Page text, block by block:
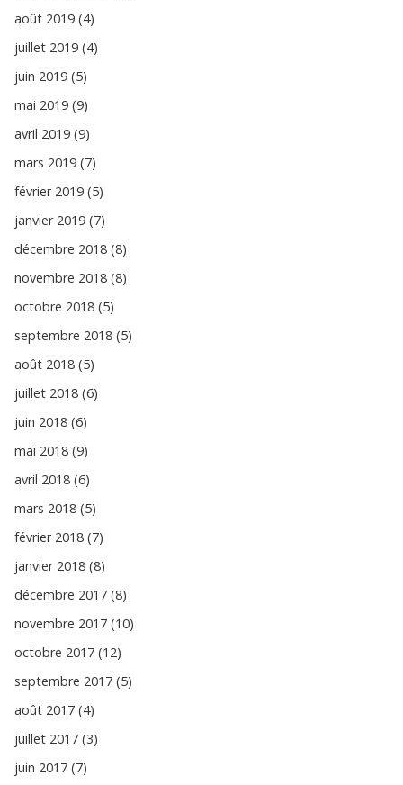
août 2019 (4)
juillet 2019 (4)
juin 2019 (5)
mai 2019 (9)
avril 2019 (9)
mars 2019 (7)
février 2019 (5)
janvier 2019 (7)
décembre 2018 (8)
novembre 2018 (8)
octobre 2018 (5)
septembre 2018 (5)
août 2018 (5)
juillet 2018 (6)
juin 2018 (6)
mai 2018 (9)
avril 2018 (6)
mars 2018 (5)
février 2018 (7)
janvier 2018 (8)
décembre 2017 (8)
novembre 2017 (10)
octobre 2017 (12)
septembre 2017 (5)
août 2017 (4)
juillet 2017 (3)
juin 2017 (7)